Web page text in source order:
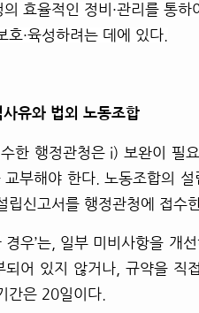
효율적인 정비·관리를 통
호·육성하려는 데에 있다.
유와 법외 노동조합
한 행정관청은 i) 보완이 필
교부해야 한다. 노동조합의
립신고서를 행정관청에 접수
경우’는, 일부 미비사항을 개
되어 있지 않거나, 규약을 직
간은 20일이다.